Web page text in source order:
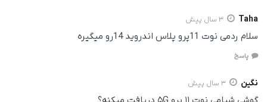
Taha 3 سال پیش
سلام ردمی نوت 11پرو پلاس اندروید 14رو میگیره
پاسخ
نگین 3 سال پیش